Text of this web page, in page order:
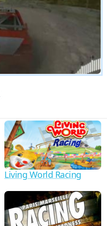
Living World Racing